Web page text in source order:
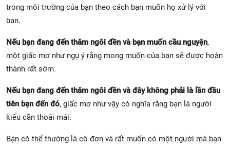
trong môi trường của bạn theo cách bạn muốn họ xử lý với
bạn.
Nếu bạn đang đến thăm ngôi đền và bạn muốn cầu nguyện,
một giấc mơ như ngụ ý rằng mong muốn của bạn sẽ được hoàn
thành rất sớm.
Nếu bạn đang đến thăm ngôi đền và đây không phải là lần đầu
tiên bạn đến đó, giấc mơ như vậy có nghĩa rằng bạn là người
kiểu cần thoải mái.
Bạn có thể thường là cô đơn và rất muốn có một người mà bạn